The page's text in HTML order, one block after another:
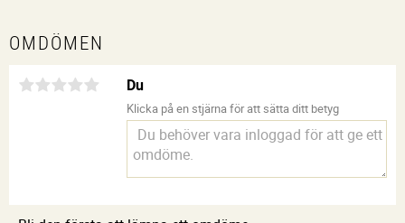
OMDÖMEN
Du
Klicka på en stjärna för att sätta ditt betyg